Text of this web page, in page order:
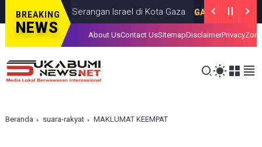
BREAKING
NEWS
dalam Serangan Israel di Kota Gaza GAZAJULY 19, 2026
About UsContact UsSitemapDisclaimerPrivacy
Beranda suara-rakyat MAKLUMAT KEEMPAT